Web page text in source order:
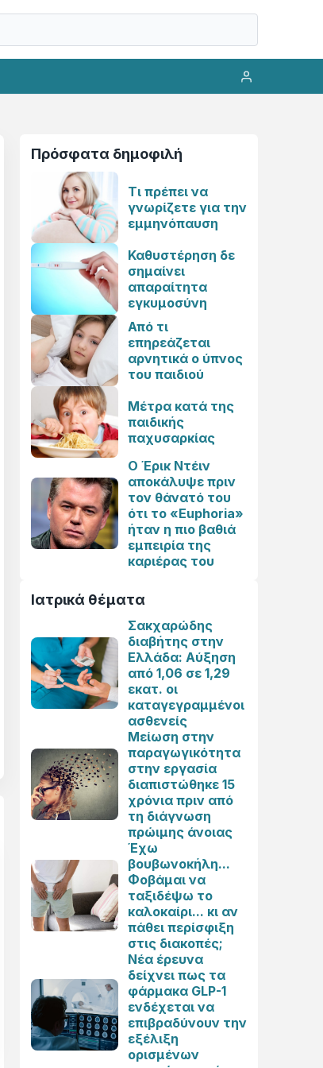
Πρόσφατα δημοφιλή
Τι πρέπει να
γνωρίζετε για την
εμμηνόπαυση
Καθυστέρηση δε
σημαίνει
απαραίτητα
εγκυμοσύνη
Από τι
επηρεάζεται
αρνητικά ο ύπνος
του παιδιού
Μέτρα κατά της
παιδικής
παχυσαρκίας
Ο Έρικ Ντέιν
αποκάλυψε πριν
τον θάνατό του
ότι το «Euphoria»
ήταν η πιο βαθιά
εμπειρία της
καριέρας του
Ιατρικά θέματα
Σακχαρώδης
διαβήτης στην
Ελλάδα: Αύξηση
από 1,06 σε 1,29
εκατ. οι
καταγεγραμμένοι
ασθενείς
Μείωση στην
παραγωγικότητα
στην εργασία
διαπιστώθηκε 15
χρόνια πριν από
τη διάγνωση
πρώιμης άνοιας
Έχω
βουβωνοκήλη...
Φοβάμαι να
ταξιδέψω το
καλοκαίρι... κι αν
πάθει περίσφιξη
στις διακοπές;
Νέα έρευνα
δείχνει πως τα
φάρμακα GLP-1
ενδέχεται να
επιβραδύνουν την
εξέλιξη
ορισμένων